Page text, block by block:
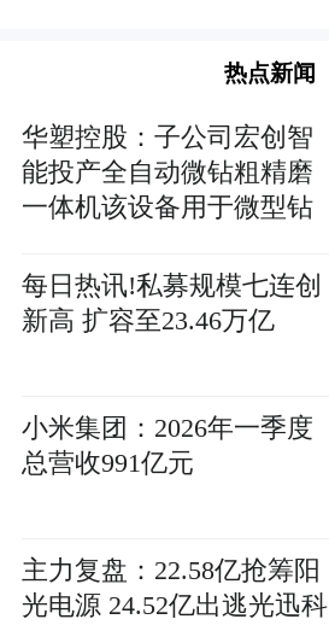
热点新闻
华塑控股：子公司宏创智
能投产全自动微钻粗精磨
一体机该设备用于微型钻
PCB生产业务 观热点
每日热讯!私募规模七连创
新高 扩容至23.46万亿
小米集团：2026年一季度
总营收991亿元
主力复盘：22.58亿抢筹阳
光电源 24.52亿出逃光迅科